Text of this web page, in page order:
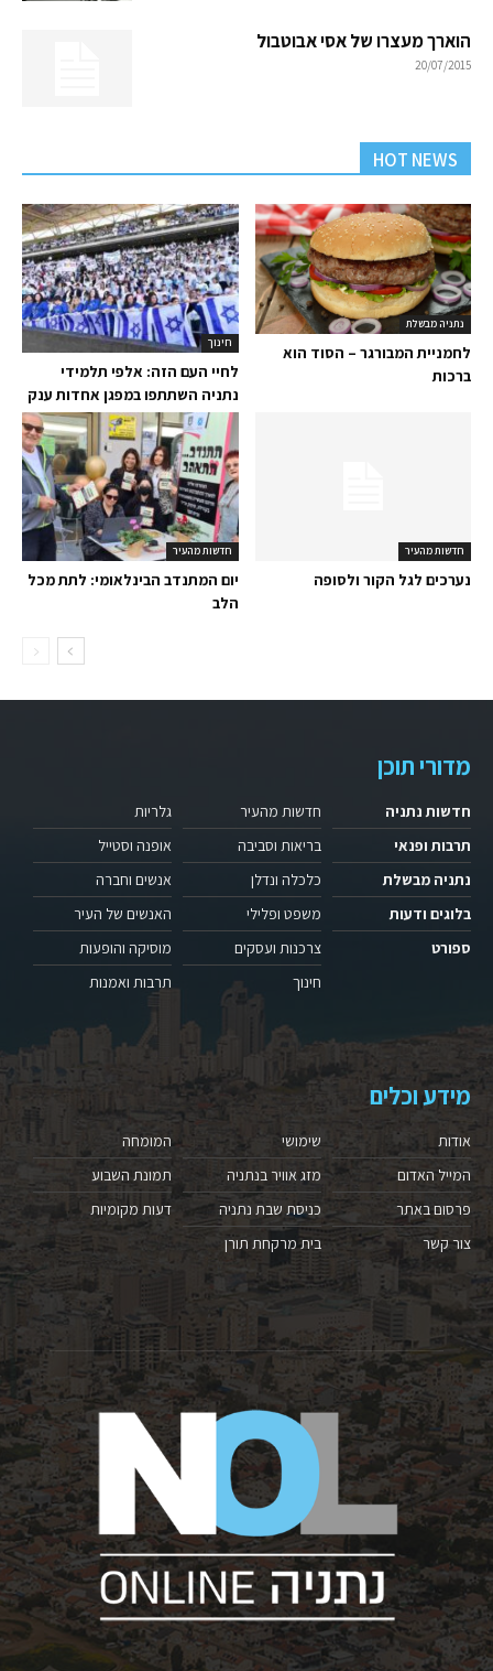
הוארך מעצרו של אסי אבוטבול
20/07/2015
HOT NEWS
חינוך
לחיי העם הזה: אלפי תלמידי
נתניה השתתפו במפגן אחדות ענק
נתניה מבשלת
לחמניית המבורגר – הסוד הוא
ברכות
חדשות מהעיר
יום המתנדב הבינלאומי: לתת מכל
הלב
חדשות מהעיר
נערכים לגל הקור ולסופה
מדורי תוכן
חדשות נתניה
תרבות ופנאי
נתניה מבשלת
בלוגים ודעות
ספורט
חדשות מהעיר
בריאות וסביבה
כלכלה ונדלן
משפט ופלילי
צרכנות ועסקים
חינוך
גלריות
אופנה וסטייל
אנשים וחברה
האנשים של העיר
מוסיקה והופעות
תרבות ואמנות
מידע וכלים
אודות
המייל האדום
פרסום באתר
צור קשר
שימושי
מזג אוויר בנתניה
כניסת שבת נתניה
בית מרקחת תורן
המומחה
תמונת השבוע
דעות מקומיות